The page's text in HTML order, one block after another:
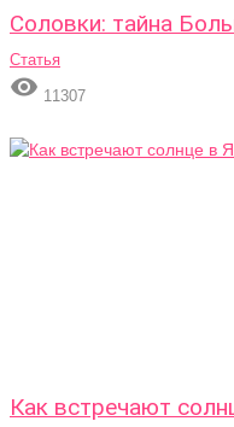
Соловки: тайна
Статья
 11307
Как встречают